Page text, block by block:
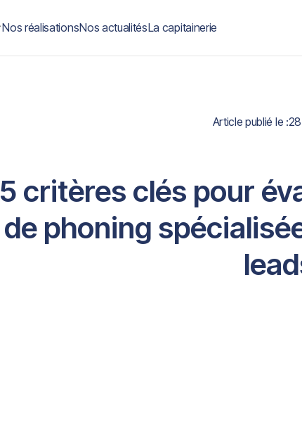
Nos réalisationsNos actualitésLa capitainerie
Article publié le :
5 critères clés pour
de phoning